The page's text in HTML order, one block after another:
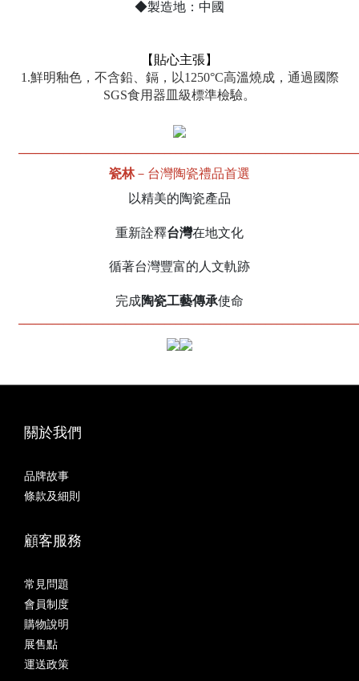
◆製造地：中國
【貼心主張】
1.鮮明釉色，不含鉛、鎘，以1250°C高溫燒成，通過國際
SGS食用器皿級標準檢驗。
瓷林－台灣陶瓷禮品首選
以精美的陶瓷產品
重新詮釋台灣在地文化
循著台灣豐富的人文軌跡
完成陶瓷工藝傳承使命
關於我們
品牌故事
條款及細則
顧客服務
常見問題
會員制度
購物說明
展售點
運送政策